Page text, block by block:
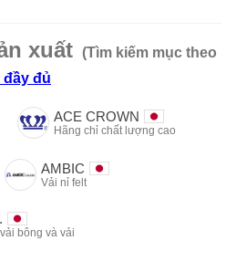
xuất (Tìm kiếm mục theo
đầy đủ
ACE CROWN
Hãng chỉ chất lượng cao
AMBIC
Vải nỉ felt
bông và vải